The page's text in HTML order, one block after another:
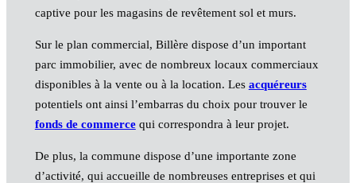
captive pour les magasins de revêtement sol et murs.
Sur le plan commercial, Billère dispose d’un important
parc immobilier, avec de nombreux locaux commerciaux
disponibles à la vente ou à la location. Les acquéreurs
potentiels ont ainsi l’embarras du choix pour trouver le
fonds de commercequi correspondra à leur projet.
De plus, la commune dispose d’une importante zone
d’activité, qui accueille de nombreuses entreprises et qui